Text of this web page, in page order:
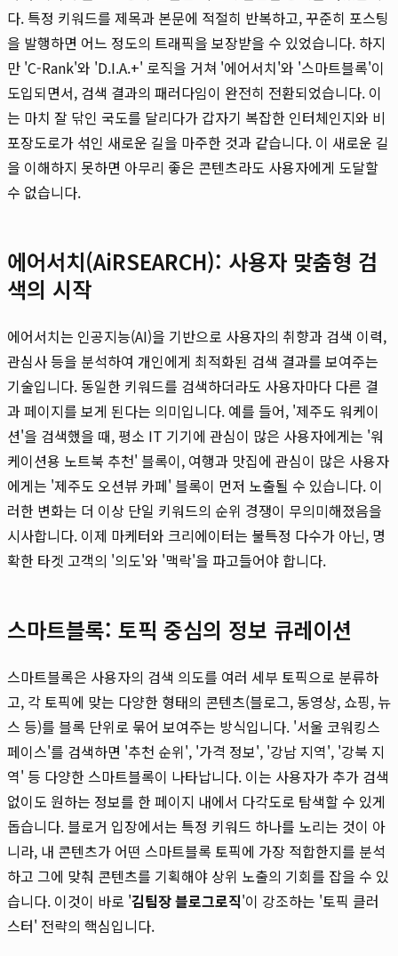
다. 특정 키워드를 제목과 본문에 적절히 반복하고, 꾸준히 포스팅
을 발행하면 어느 정도의 트래픽을 보장받을 수 있었습니다. 하지
만 'C-Rank'와 'D.I.A.+' 로직을 거쳐 '에어서치'와 '스마트블록'이
도입되면서, 검색 결과의 패러다임이 완전히 전환되었습니다. 이
는 마치 잘 닦인 국도를 달리다가 갑자기 복잡한 인터체인지와 비
포장도로가 섞인 새로운 길을 마주한 것과 같습니다. 이 새로운 길
을 이해하지 못하면 아무리 좋은 콘텐츠라도 사용자에게 도달할
수 없습니다.
에어서치(AiRSEARCH): 사용자 맞춤형 검
색의 시작
에어서치는 인공지능(AI)을 기반으로 사용자의 취향과 검색 이력,
관심사 등을 분석하여 개인에게 최적화된 검색 결과를 보여주는
기술입니다. 동일한 키워드를 검색하더라도 사용자마다 다른 결
과 페이지를 보게 된다는 의미입니다. 예를 들어, '제주도 워케이
션'을 검색했을 때, 평소 IT 기기에 관심이 많은 사용자에게는 '워
케이션용 노트북 추천' 블록이, 여행과 맛집에 관심이 많은 사용자
에게는 '제주도 오션뷰 카페' 블록이 먼저 노출될 수 있습니다. 이
러한 변화는 더 이상 단일 키워드의 순위 경쟁이 무의미해졌음을
시사합니다. 이제 마케터와 크리에이터는 불특정 다수가 아닌, 명
확한 타겟 고객의 '의도'와 '맥락'을 파고들어야 합니다.
스마트블록: 토픽 중심의 정보 큐레이션
스마트블록은 사용자의 검색 의도를 여러 세부 토픽으로 분류하
고, 각 토픽에 맞는 다양한 형태의 콘텐츠(블로그, 동영상, 쇼핑, 뉴
스 등)를 블록 단위로 묶어 보여주는 방식입니다. '서울 코워킹스
페이스'를 검색하면 '추천 순위', '가격 정보', '강남 지역', '강북 지
역' 등 다양한 스마트블록이 나타납니다. 이는 사용자가 추가 검색
없이도 원하는 정보를 한 페이지 내에서 다각도로 탐색할 수 있게
돕습니다. 블로거 입장에서는 특정 키워드 하나를 노리는 것이 아
니라, 내 콘텐츠가 어떤 스마트블록 토픽에 가장 적합한지를 분석
하고 그에 맞춰 콘텐츠를 기획해야 상위 노출의 기회를 잡을 수 있
습니다. 이것이 바로 '김팀장 블로그로직'이 강조하는 '토픽 클러
스터' 전략의 핵심입니다.